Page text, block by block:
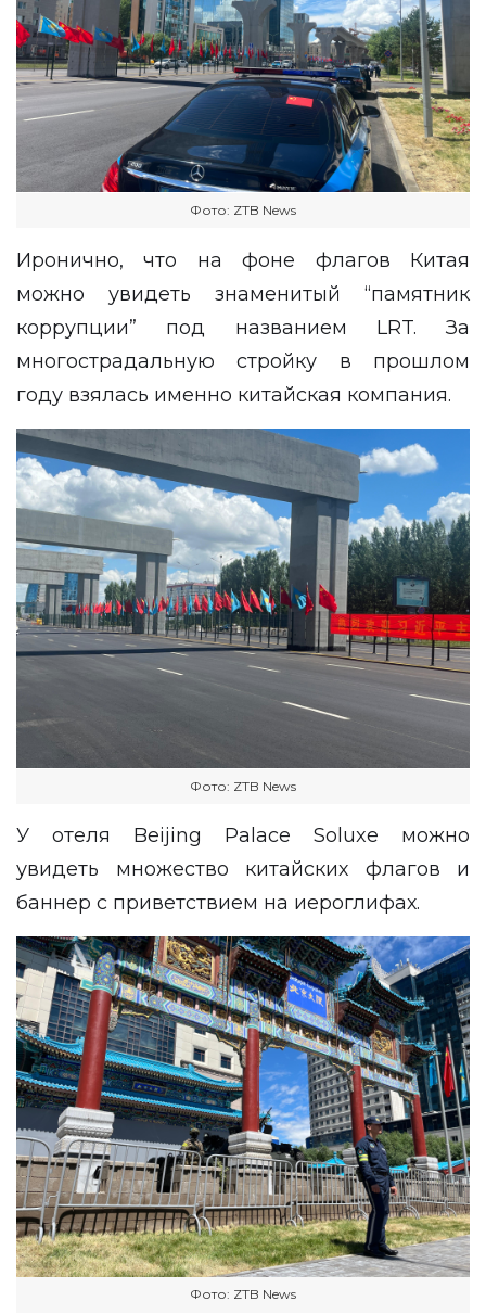
Фото: ZTB News
Иронично, что на фоне флагов Китая
можно увидеть знаменитый “памятник
коррупции” под названием LRT. За
многострадальную стройку в прошлом
году взялась именно китайская компания.
Фото: ZTB News
У отеля Beijing Palace Soluxe можно
увидеть множество китайских флагов и
баннер с приветствием на иероглифах.
Фото: ZTB News